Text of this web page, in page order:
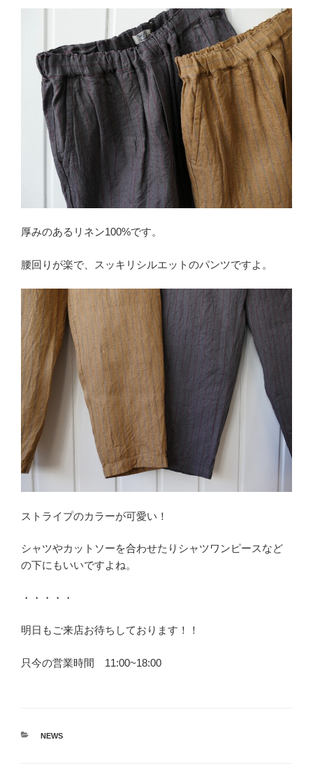
厚みのあるリネン100%です。
腰回りが楽で、スッキリシルエットのパンツですよ。
ストライプのカラーが可愛い！
シャツやカットソーを合わせたりシャツワンピースなど
の下にもいいですよね。
・・・・・
明日もご来店お待ちしております！！
只今の営業時間 11:00~18:00
カ
NEWS